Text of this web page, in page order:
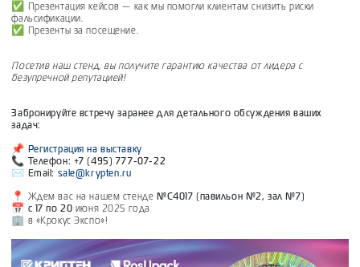
✅ Презентация кейсов — как мы помогли клиентам снизить риски
фальсификации.
✅ Презенты за посещение.
Посетив наш стенд, вы получите гарантию качества от лидера с
безупречной репутацией!
Забронируйте встречу заранее для детального обсуждения ваших
задач:
📌
Регистрация на выставку
📞
Телефон: +7 (495) 777-07-22
✉
Email: sale@krypten.ru
📍 Ждем вас на нашем стенде №С4017 (павильон №2, зал №7)
📅 с 17 по 20 июня 2025 года
🏢 в «Крокус Экспо»!